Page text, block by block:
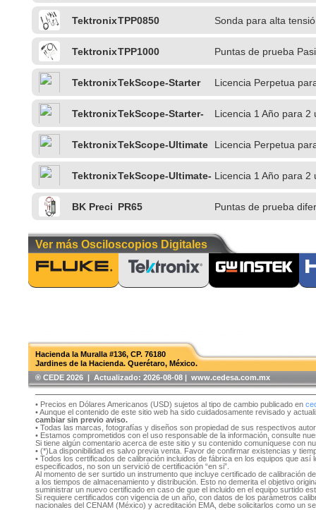
TektronixTPP0850
Sonda para alta
TektronixTPP1000 Puntas de prueba
TektronixTekScope-Starter Licencia Perpetua
TektronixTekScope-Starter-
Licencia 1 Año para 2
TektronixTekScope-Ultimate Licencia Perpetua
TektronixTekScope-Ultimate- Licencia 1 Año para 2
BK Preci PR65 Puntas de prueba
Ver más Osciloscopios Digitales
Hacienda la Muralla #136, CP. 76180
Jardines de la Hacienda. Querétaro, México.
®️ CEDE 2026 | Actualizado: 2026-08-08 | www.cedesa.com.mx
• Precios en Dólares Americanos (USD) sujetos al tipo de cambio publicado en
• Aunque el contenido de este sitio web ha sido cuidadosamente revisado y
cambiar sin previo aviso.
• Todas las marcas, fotografías y diseños son propiedad de sus respectivos
• Estamos comprometidos con el uso responsable de la información, consulte
Si tiene algún comentario acerca de este sitio y su contenido comuníquese con
• (*)La disponibilidad es salvo previa venta. Favor de confirmar existencias y
• Todos los certificados de calibración incluidos de fábrica en los equipos que
especificados, no son un servició de certificación “en si”.
Al momento de ser surtido un instrumento que incluye certificado de calibración
a los tiempos de almacenamiento y distribución. Esto no demerita el objetivo
suministrar un nuevo certificado en caso de que el incluido en el equipo surtido
Si requiere certificados con vigencia de un año, con datos de los parámetros
nacionales del CENAM (México) y acreditación EMA, debe solicitarlos como un